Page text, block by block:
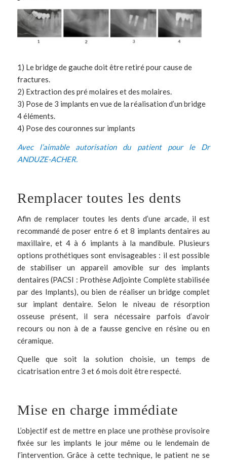
1) Le bridge de gauche doit être retiré pour cause de
fractures.
2) Extraction des pré molaires et des molaires.
3) Pose de 3 implants en vue de la réalisation d’un bridge
4 éléments.
4) Pose des couronnes sur implants
Avec l’aimable autorisation du patient pour le Dr
ANDUZE-ACHER.
Remplacer toutes les dents
Afin de remplacer toutes les dents d’une arcade, il est
recommandé de poser entre 6 et 8 implants dentaires au
maxillaire, et 4 à 6 implants à la mandibule. Plusieurs
options prothétiques sont envisageables : il est possible
de stabiliser un appareil amovible sur des implants
dentaires (PACSI : Prothèse Adjointe Complète stabilisée
par des Implants), ou bien de réaliser un bridge complet
sur implant dentaire . Selon le niveau de résorption
osseuse présent, il sera nécessaire parfois d’avoir
recours ou non à de a fausse gencive en résine ou en
céramique.
Quelle que soit la solution choisie, un temps de
cicatrisation entre 3 et 6 mois doit être respecté.
Mise en charge immédiate
L’objectif est de mettre en place une prothèse provisoire
fixée sur les implants le jour même ou le lendemain de
l’intervention. Grâce à cette technique, le patient ne se